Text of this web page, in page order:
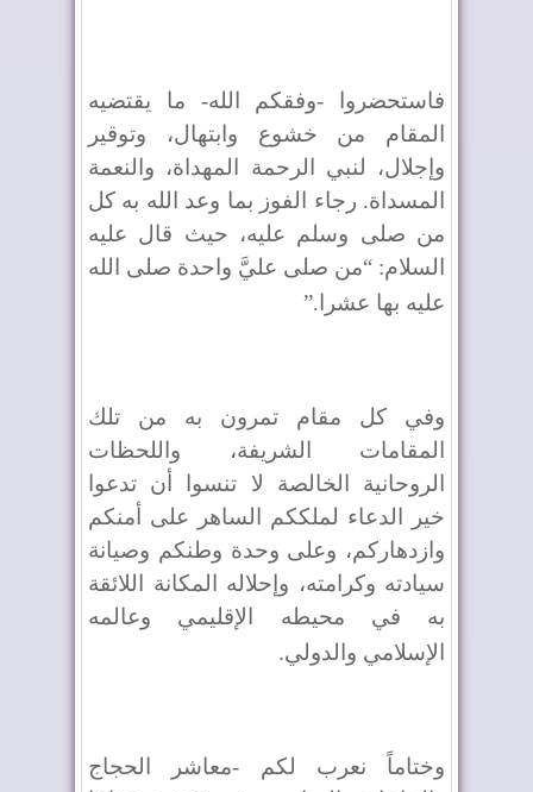
فاستحضروا -وفقكم الله- ما يقتضيه
المقام من خشوع وابتهال، وتوقير
وإجلال، لنبي الرحمة المهداة، والنعمة
المسداة. رجاء الفوز بما وعد الله به كل
من صلى وسلم عليه، حيث قال عليه
السلام: “من صلى عليَّ واحدة صلى الله
عليه بها عشرا ”.
وفي كل مقام تمرون به من تلك
المقامات الشريفة، واللحظات
الروحانية الخالصة لا تنسوا أن تدعوا
خير الدعاء لملككم الساهر على أمنكم
وازدهاركم، وعلى وحدة وطنكم وصيانة
سيادته وكرامته، وإحلاله المكانة اللائقة
به في محيطه الإقليمي وعالمه
الإسلامي والدولي.
وختاماً نعرب لكم -معاشر الحجاج